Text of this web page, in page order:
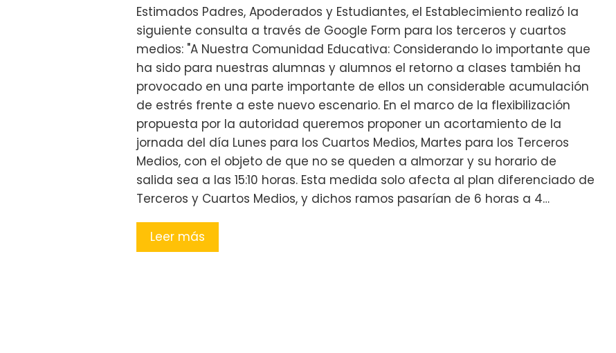
Estimados Padres, Apoderados y Estudiantes, el Establecimiento realizó la
siguiente consulta a través de Google Form para los terceros y cuartos
medios: "A Nuestra Comunidad Educativa: Considerando lo importante que
ha sido para nuestras alumnas y alumnos el retorno a clases también ha
provocado en una parte importante de ellos un considerable acumulación
de estrés frente a este nuevo escenario. En el marco de la flexibilización
propuesta por la autoridad queremos proponer un acortamiento de la
jornada del día Lunes para los Cuartos Medios, Martes para los Terceros
Medios, con el objeto de que no se queden a almorzar y su horario de
salida sea a las 15:10 horas. Esta medida solo afecta al plan diferenciado de
Terceros y Cuartos Medios, y dichos ramos pasarían de 6 horas a 4…
Leer más